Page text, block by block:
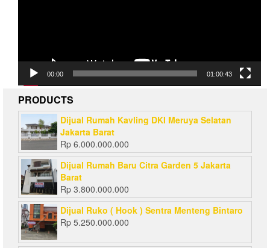
00:00 01:00:43
PRODUCTS
Dijual Rumah Kavling DKI Meruya Selatan
Jakarta Barat
Rp 6.000.000.000
Dijual Rumah Baru Citra Garden 5 Jakarta
Barat
Rp 3.800.000.000
Dijual Ruko ( Hook ) Sentra Menteng Bintaro
Rp 5.250.000.000